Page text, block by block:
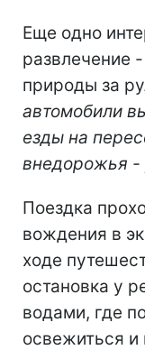
Еще одно
развлечение
природы за
автомобили
езды на
внедорожья -
Поездка
вождения в
ходе
остановка у
водами, где
освежиться и